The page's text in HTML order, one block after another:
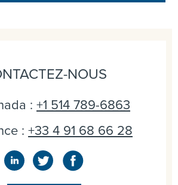
NOUS
: +1 514 789-6863
: +33 4 91 68 66 28